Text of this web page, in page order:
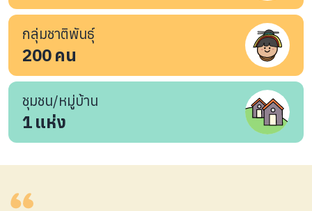
กลุ่มชาติพันธุ์
200คน
ชุมชน/หมู่บ้าน
1แห่ง